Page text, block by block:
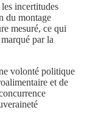
incertitudes
du montage
mesuré, ce qui
par la
volonté politique
et de